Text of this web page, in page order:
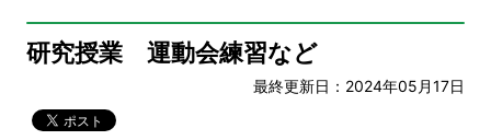
研究授業 運動会練習など
最終更新日：2024年05月17日